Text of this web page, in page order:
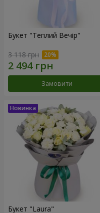
Букет "Теплий Вечір"
3 118 грн
Замовити
Букет "Laura"